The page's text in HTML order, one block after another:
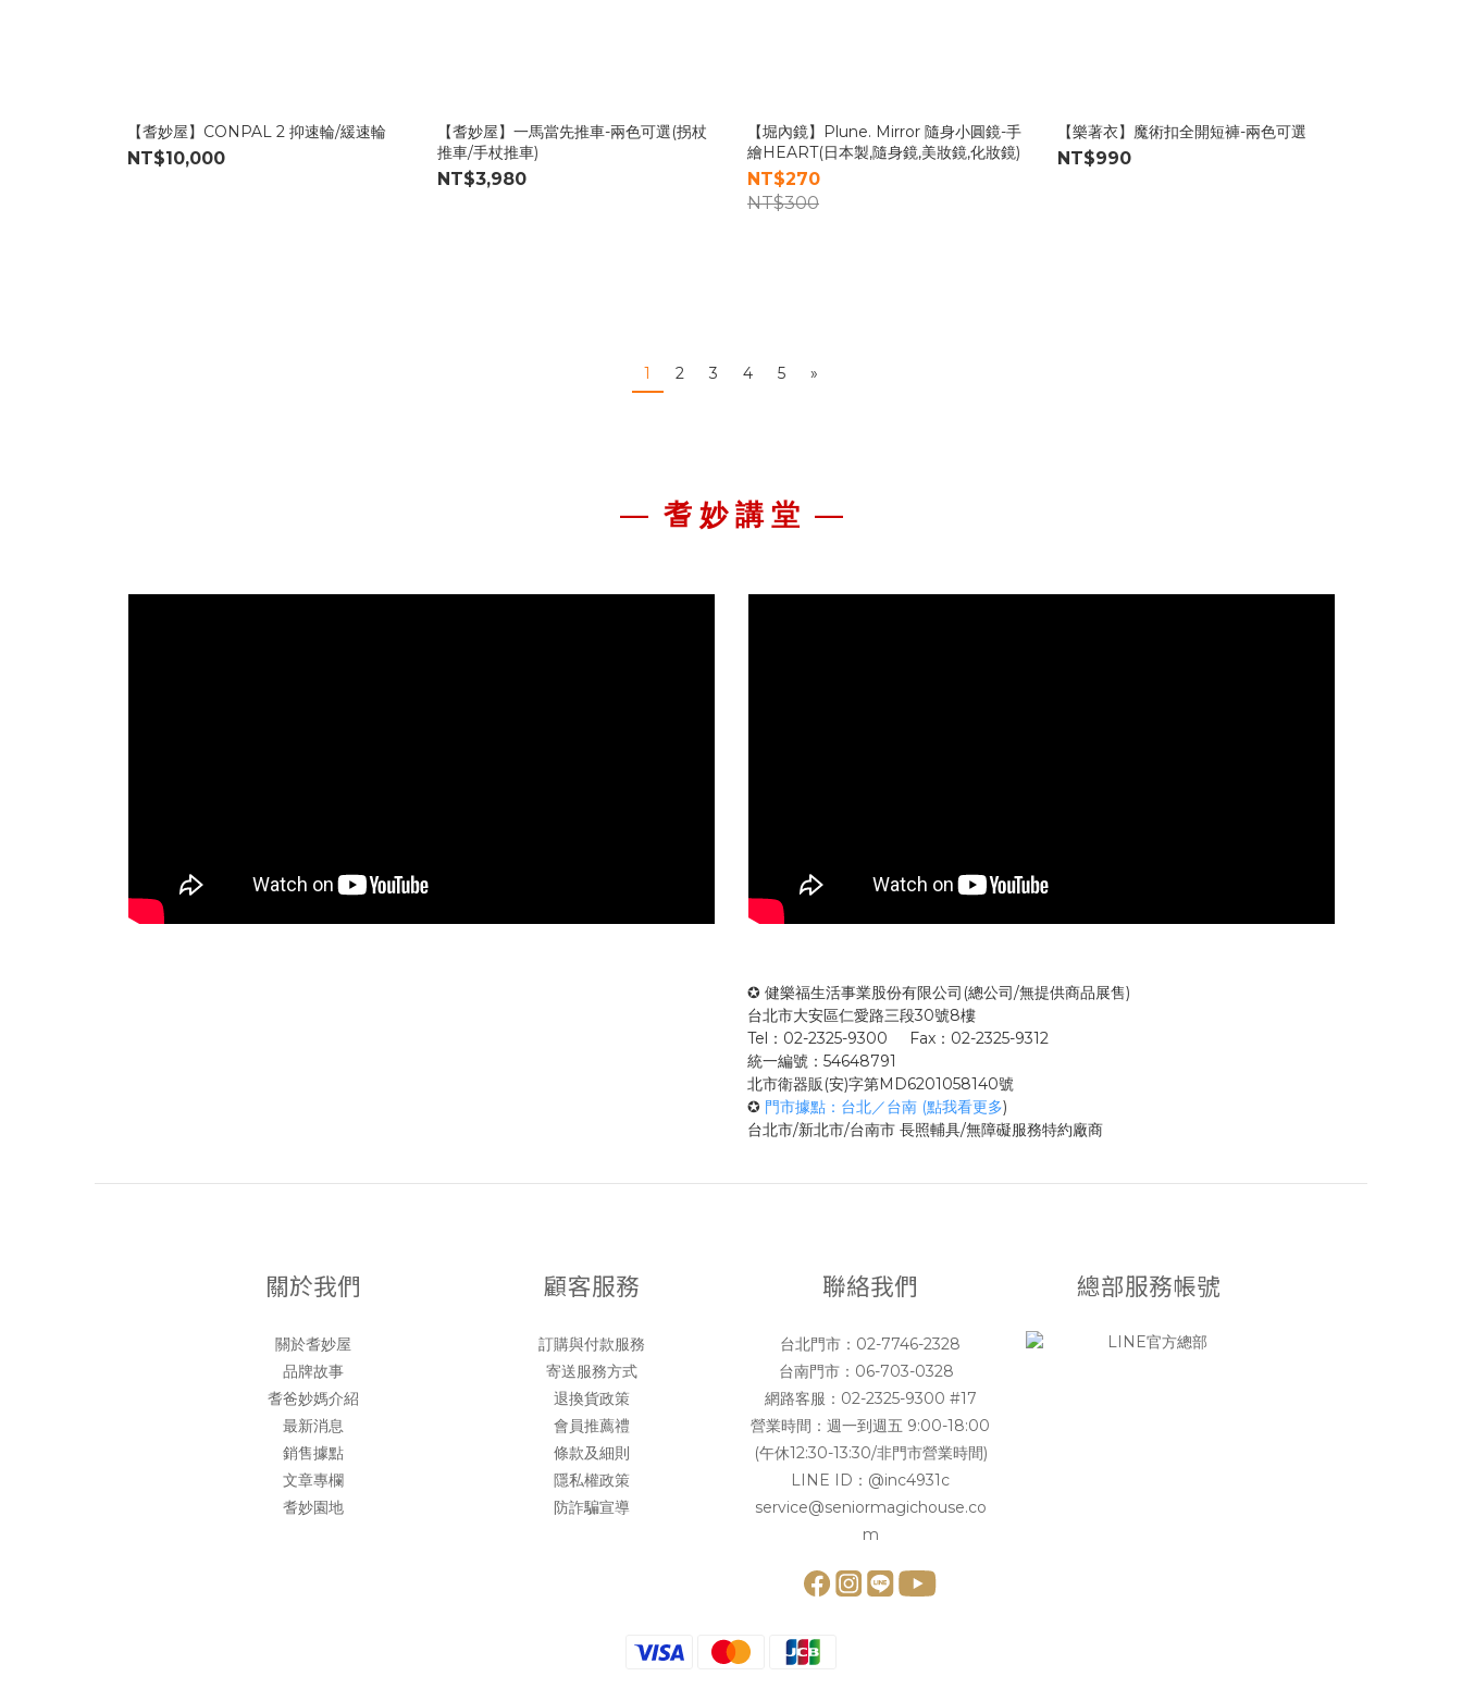
【耆妙屋】CONPAL 2 抑速輪/緩速輪
NT$10,000
【耆妙屋】一馬當先推車-兩色可選(拐杖
推車/手杖推車)
NT$3,980
【堀內鏡】Plune. Mirror 隨身小圓鏡-手
繪HEART(日本製,隨身鏡,美妝鏡,化妝鏡)
NT$270
NT$300
【樂著衣】魔術扣全開短褲-兩色可選
NT$990
1 2 3 4 5 »
— 耆 妙 講 堂 —
✪ 健樂福生活事業股份有限公司(總公司/無提供商品展售)
台北市大安區仁愛路三段30號8樓
Tel：02-2325-9300 Fax：02-2325-9312
統一編號：54648791
北市衛器販(安)字第MD6201058140號
✪ 門市據點：台北／台南 (點我看更多)
台北市/新北市/台南市 長照輔具/無障礙服務特約廠商
關於我們
關於耆妙屋
品牌故事
耆爸妙媽介紹
最新消息
銷售據點
文章專欄
耆妙園地
顧客服務
訂購與付款服務
寄送服務方式
退換貨政策
會員推薦禮
條款及細則
隱私權政策
防詐騙宣導
聯絡我們
台北門市： 02-7746-2328
台南門市： 06-703-0328
網路客服： 02-2325-9300 #17
營業時間：週一到週五 9:00-18:00
(午休12:30-13:30/非門市營業時間)
LINE ID： @inc4931c
service@seniormagichouse.co
m
總部服務帳號